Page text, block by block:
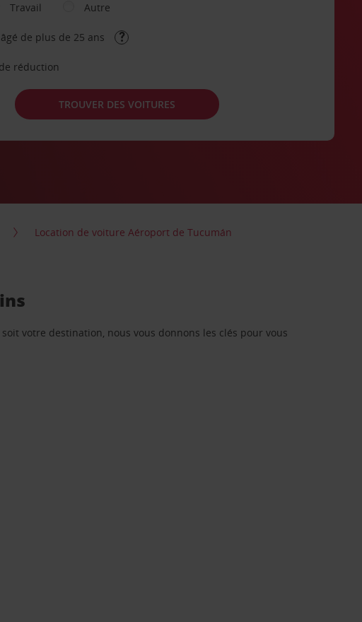
Travail Autre
de plus de 25 ans
réduction
TROUVER DES VOITURES
Location de voiture Aéroport de Tucumán
votre destination, nous vous donnons les clés pour vous